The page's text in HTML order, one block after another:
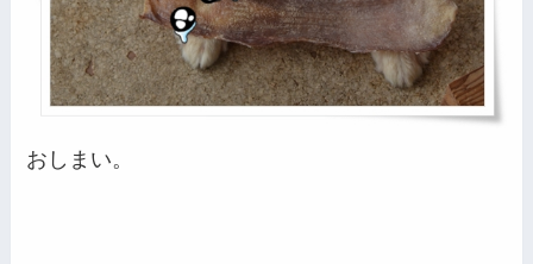
おしまい。